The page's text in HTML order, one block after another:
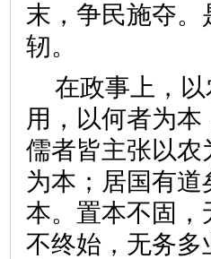
末，争民施夺。
轫。
在政事上，
用，以何者为
儒者皆主张以农
为本；居国有
本。置本不固，
不终始，无务多